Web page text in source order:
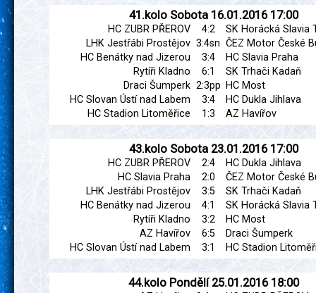
41.kolo Sobota 16.01.2016 17:00
HC ZUBR PŘEROV 4:2
SK Horácká Slavia
LHK Jestřábi Prostějov 3:4sn ČEZ Motor České
HC Benátky nad Jizerou
3:4
HC Slavia Praha
Rytíři Kladno
6:1
SK Trhači Kadaň
Draci Šumperk 2:3pp HC Most
HC Slovan Ústí nad Labem
3:4
HC Dukla Jihlava
HC Stadion Litoměřice
1:3 AZ Havířov
43.kolo Sobota 23.01.2016 17:00
HC ZUBR PŘEROV 2:4
HC Dukla Jihlava
HC Slavia Praha
2:0
ČEZ Motor České
LHK Jestřábi Prostějov
3:5
SK Trhači Kadaň
HC Benátky nad Jizerou
4:1
SK Horácká Slavia
Rytíři Kladno
3:2
HC Most
AZ Havířov
6:5
Draci Šumperk
HC Slovan Ústí nad Labem
3:1 HC Stadion
44.kolo Pondělí 25.01.2016 18:00